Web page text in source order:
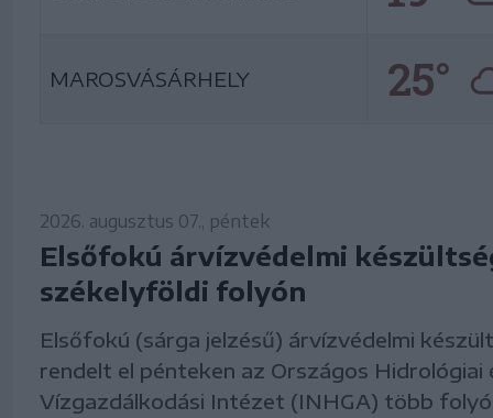
MAROSVÁSÁRHELY 25°
2026. augusztus 07., péntek
Elsőfokú árvízvédelmi
székelyföldi folyón
Elsőfokú (sárga jelzésű) árvízvédelmi
rendelt el pénteken az Országos Hidrológiai
Vízgazdálkodási Intézet (INHGA) több